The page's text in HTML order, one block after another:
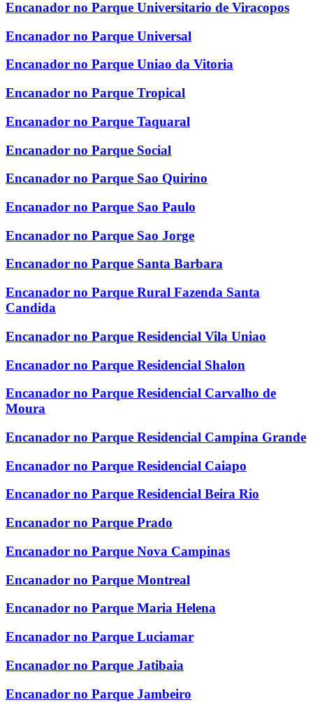
Encanador no Parque Universitario de Viracopos
Encanador no Parque Universal
Encanador no Parque Uniao da Vitoria
Encanador no Parque Tropical
Encanador no Parque Taquaral
Encanador no Parque Social
Encanador no Parque Sao Quirino
Encanador no Parque Sao Paulo
Encanador no Parque Sao Jorge
Encanador no Parque Santa Barbara
Encanador no Parque Rural Fazenda Santa
Candida
Encanador no Parque Residencial Vila Uniao
Encanador no Parque Residencial Shalon
Encanador no Parque Residencial Carvalho de
Moura
Encanador no Parque Residencial Campina Grande
Encanador no Parque Residencial Caiapo
Encanador no Parque Residencial Beira Rio
Encanador no Parque Prado
Encanador no Parque Nova Campinas
Encanador no Parque Montreal
Encanador no Parque Maria Helena
Encanador no Parque Luciamar
Encanador no Parque Jatibaia
Encanador no Parque Jambeiro